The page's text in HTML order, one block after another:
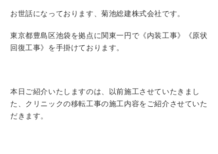
お世話になっております、菊池総建株式会社です。
東京都豊島区池袋を拠点に関東一円で《内装工事》《原状
回復工事》を手掛けております。
本日ご紹介いたしますのは、以前施工させていたきまし
た、クリニックの移転工事の施工内容をご紹介させていた
だきます。